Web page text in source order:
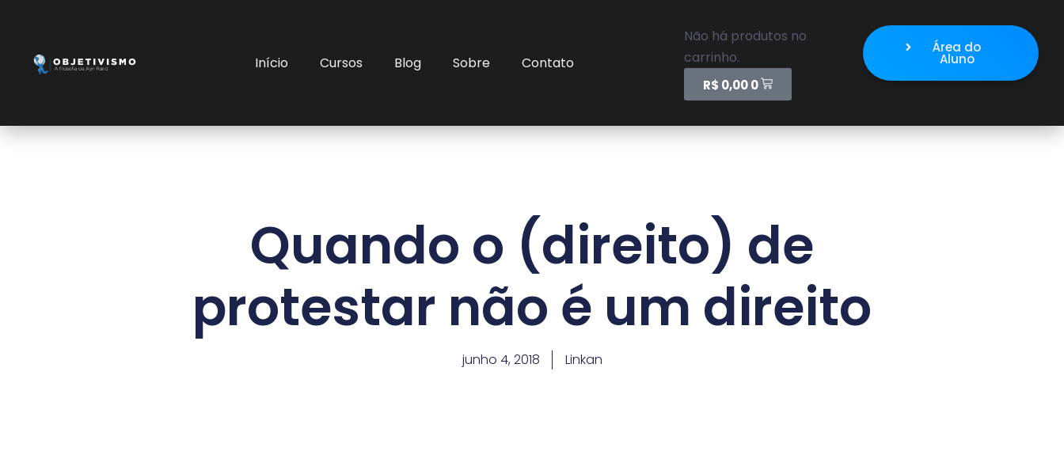
Início Cursos Blog Sobre Contato
Não há produtos no
carrinho.
R$ 0,000
Área do
Aluno
Quando o (direito) de
protestar não é um direito
junho 4, 2018 Linkan